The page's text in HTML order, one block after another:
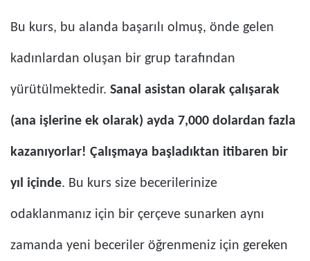
Bu kurs, bu alanda başarılı olmuş, önde gelen
kadınlardan oluşan bir grup tarafından
yürütülmektedir. Sanal asistan olarak çalışarak
(ana işlerine ek olarak) ayda 7,000 dolardan fazla
kazanıyorlar! Çalışmaya başladıktan itibaren bir
yıl içinde. Bu kurs size becerilerinize
odaklanmanız için bir çerçeve sunarken aynı
zamanda yeni beceriler öğrenmeniz için gereken